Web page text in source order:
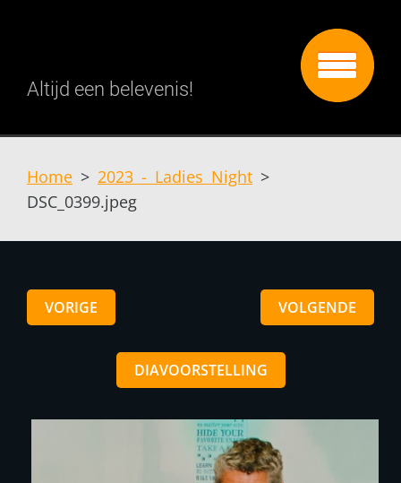
Altijd een belevenis!
Home > 2023 - Ladies Night >
DSC_0399.jpeg
VORIGE VOLGENDE
DIAVOORSTELLING